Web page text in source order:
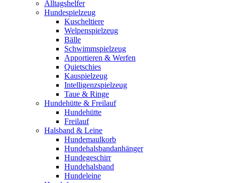
Alltagshelfer
Hundespielzeug
Kuscheltiere
Welpenspielzeug
Bälle
Schwimmspielzeug
Apportieren & Werfen
Quietschies
Kauspielzeug
Intelligenzspielzeug
Taue & Ringe
Hundehütte & Freilauf
Hundehütte
Freilauf
Halsband & Leine
Hundemaulkorb
Hundehalsbandanhänger
Hundegeschirr
Hundehalsband
Hundeleine